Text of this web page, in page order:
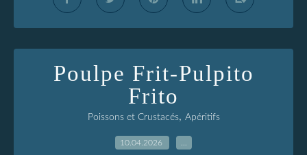
Poulpe Frit-Pulpito
Frito
Poissons et Crustacés, Apéritifs
10.04.2026